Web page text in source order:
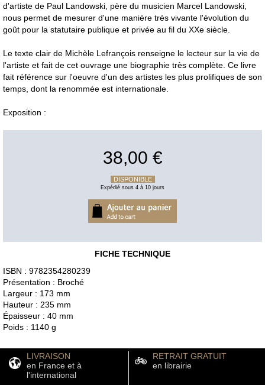
d'artiste de Paul Landowski, père du musicien Marcel Landowski,
nous permet de mesurer d'une manière très vivante l'évolution du
goût pour la statutaire publique et privée au fil du XXe siècle.
Le texte clair de Michèle Lefrançois renseigne le lecteur sur la vie de
l'artiste et fait de cet ouvrage une biographie très complète. Ce livre
fait référence sur l'oeuvre d'un des artistes les plus prolifiques de son
temps, dont la renommée est internationale.
Exposition :
38,00 €
DISPONIBLE
Expédié sous 4 à 10 jours
FICHE TECHNIQUE
ISBN : 9782354280239
Présentation : Broché
Largeur : 173 mm
Hauteur : 235 mm
Épaisseur : 40 mm
Poids : 1140 g
LIVRAISON
en France et à
l'international
RETRAIT GRATUIT
en librairie